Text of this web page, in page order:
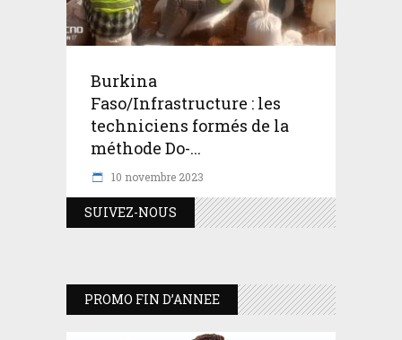
Burkina
Faso/Infrastructure : les
techniciens formés de la
méthode Do-...
10 novembre 2023
SUIVEZ-NOUS
PROMO FIN D’ANNEE